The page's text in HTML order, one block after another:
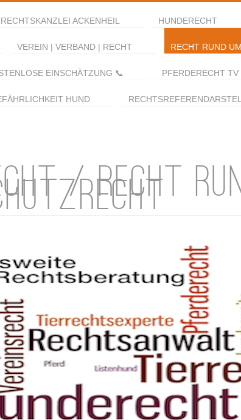
ACKENHEIL HUNDERECHT
VEREIN | VERBAND | RECHT RECHT RUND
EINSCHÄTZUNG 📞 PFERDERECHT TV
HUND
/ RECHT